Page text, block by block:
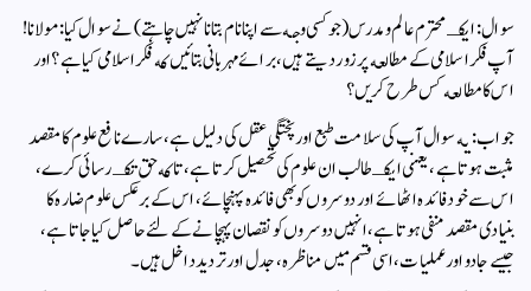
سوال: ايكـ محترم عالم ومدرس (جو كسى وجه سے اپنا نام بتانا نہيں چاہتے) نے سوال كيا: مولانا!
آپ فكر اسلامى كے مطالعه پر زور ديتے ہيں، برائے مہربانى بتائيں كه فكر اسلامى كيا ہے؟ اور
اس كا مطالعه كس طرح كريں؟
جواب: يه سوال آپ كى سلامت طبع اور پختگى عقل كى دليل ہے، سارے نافع علوم كا مقصد
مثبت ہوتا ہے، يعنى ايكـ طالب ان علوم كى تحصيل كرتا ہے، تاكه حق تكـ رسائى كرے،
اس سے خود فائده اٹهائے اور دوسروں كو بهى فائده پہنچائے، اس كے برعكس علوم ضاره كا
بنيادى مقصد منفى ہوتا ہے، انہيں دوسروں كو نقصان پہچانے كے لئے حاصل كيا جاتا ہے،
جيسے جادو اور عمليات، اسى قسم ميں مناظره، جدل اور ترديد داخل ہيں۔